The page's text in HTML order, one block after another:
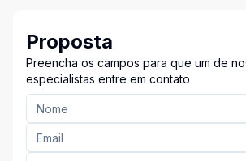
Proposta
Preencha os campos para que um de
especialistas entre em contato